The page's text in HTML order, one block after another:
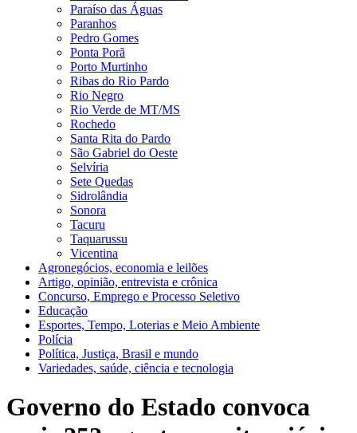
Paraíso das Águas
Paranhos
Pedro Gomes
Ponta Porã
Porto Murtinho
Ribas do Rio Pardo
Rio Negro
Rio Verde de MT/MS
Rochedo
Santa Rita do Pardo
São Gabriel do Oeste
Selvíria
Sete Quedas
Sidrolândia
Sonora
Tacuru
Taquarussu
Vicentina
Agronegócios, economia e leilões
Artigo, opinião, entrevista e crônica
Concurso, Emprego e Processo Seletivo
Educação
Esportes, Tempo, Loterias e Meio Ambiente
Polícia
Política, Justiça, Brasil e mundo
Variedades, saúde, ciência e tecnologia
Governo do Estado convoca